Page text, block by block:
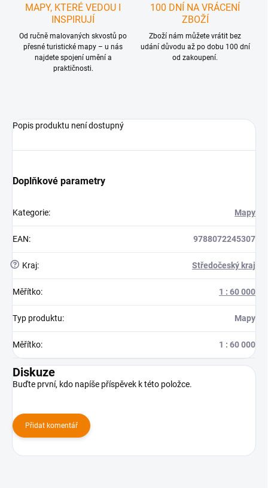
MAPY, KTERÉ VEDOU I
INSPIRUJÍ
Od ručně malovaných skvostů po
přesné turistické mapy – u nás
najdete spojení umění a
praktičnosti.
100 DNÍ NA VRÁCENÍ
ZBOŽÍ
Zboží nám můžete vrátit bez
udání důvodu až po dobu 100 dní
od zakoupení.
Popis produktu není dostupný
Doplňkové parametry
Kategorie: Mapy
EAN: 9788072245307
? Kraj: Středočeský kraj
Měřítko: 1 : 60 000
Typ produktu: Mapy
Měřítko: 1 : 60 000
Diskuze
Buďte první, kdo napíše příspěvek k této položce.
Přidat komentář